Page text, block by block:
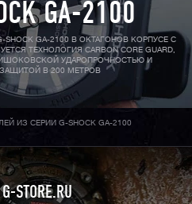
GA-2100
GA-2100 В ОКТАГОНОВ КОРПУСЕ С
ТЕХНОЛОГИЯ CARBON CORE GUARD,
УДАРОПРОЧНОСТЬЮ И
В 200 МЕТРОВ
ИЗ СЕРИИ G-SHOCK GA-2100
STORE.RU